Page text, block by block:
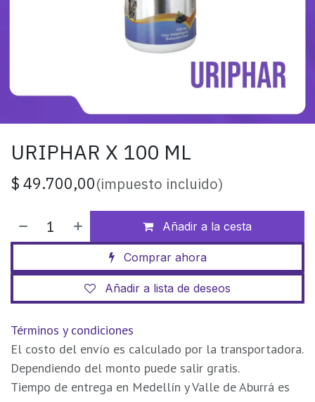
URIPHAR X 100 ML
$ 49.700,00(impuesto incluido)
Añadir a la cesta
Comprar ahora
Añadir a lista de deseos
Términos y condiciones
El costo del envío es calculado por la transportadora.
Dependiendo del monto puede salir gratis.
Tiempo de entrega en Medellín y Valle de Aburrá es